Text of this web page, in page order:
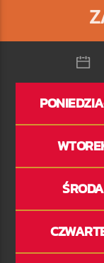
TERAZ GRAMY
TYTUŁ
ARTYSTA
RADIO
00:00
ŚRODA